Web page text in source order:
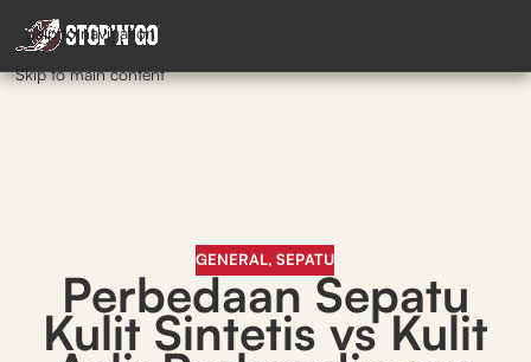
Skip to navigation
Skip to main content
GENERAL,SEPATU
Perbedaan Sepatu
Kulit Sintetis vs Kulit